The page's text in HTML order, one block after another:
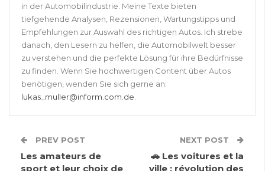
in der Automobilindustrie. Meine Texte bieten
tiefgehende Analysen, Rezensionen, Wartungstipps und
Empfehlungen zur Auswahl des richtigen Autos. Ich strebe
danach, den Lesern zu helfen, die Automobilwelt besser
zu verstehen und die perfekte Lösung für ihre Bedürfnisse
zu finden. Wenn Sie hochwertigen Content über Autos
benötigen, wenden Sie sich gerne an:
lukas_muller@inform.com.de
PREV POST
Les amateurs de
sport et leur choix de
NEXT POST
🚗 Les voitures et la
ville : révolution des